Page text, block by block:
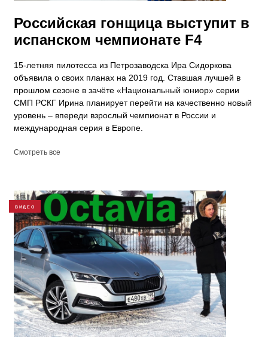
Российская гонщица выступит в
испанском чемпионате F4
15-летняя пилотесса из Петрозаводска Ира Сидоркова
объявила о своих планах на 2019 год. Ставшая лучшей в
прошлом сезоне в зачёте «Национальный юниор» серии
СМП РСКГ Ирина планирует перейти на качественно новый
уровень – впереди взрослый чемпионат в России и
международная серия в Европе.
Смотреть все
ВИДЕО